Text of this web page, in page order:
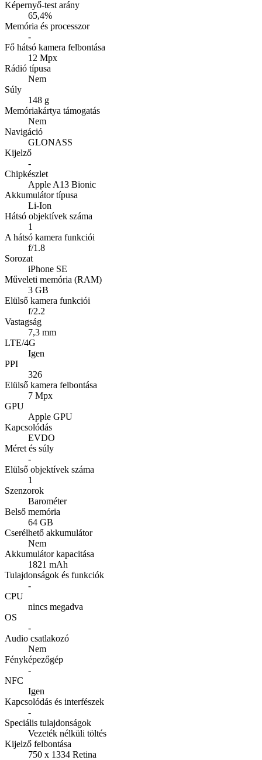
Képernyő-test arány
65,4%
Memória és processzor
-
Fő hátsó kamera felbontása
12 Mpx
Rádió típusa
Nem
Súly
148 g
Memóriakártya támogatás
Nem
Navigáció
GLONASS
Kijelző
-
Chipkészlet
Apple A13 Bionic
Akkumulátor típusa
Li-Ion
Hátsó objektívek száma
1
A hátsó kamera funkciói
f/1.8
Sorozat
iPhone SE
Műveleti memória (RAM)
3 GB
Elülső kamera funkciói
f/2.2
Vastagság
7,3 mm
LTE/4G
Igen
PPI
326
Elülső kamera felbontása
7 Mpx
GPU
Apple GPU
Kapcsolódás
EVDO
Méret és súly
-
Elülső objektívek száma
1
Szenzorok
Barométer
Belső memória
64 GB
Cserélhető akkumulátor
Nem
Akkumulátor kapacitása
1821 mAh
Tulajdonságok és funkciók
-
CPU
nincs megadva
OS
-
Audio csatlakozó
Nem
Fényképezőgép
-
NFC
Igen
Kapcsolódás és interfészek
-
Speciális tulajdonságok
Vezeték nélküli töltés
Kijelző felbontása
750 x 1334 Retina